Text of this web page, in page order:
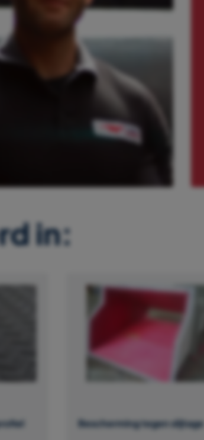
in:
Bescherming tegen slijtage